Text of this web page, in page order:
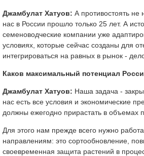
Джамбулат Хатуов: А противостоять
нас в России прошло только 25 лет. А
семеноводческие компании уже
условиях, которые сейчас созданы для
интегрироваться на равных в рынок -
Каков максимальный потенциал
Джамбулат Хатуов: Наша задача -
нас есть все условия и экономические
должны ежегодно прирастать в объемах
Для этого нам прежде всего нужно
направлениям: это сортообновление,
своевременная защита растений в